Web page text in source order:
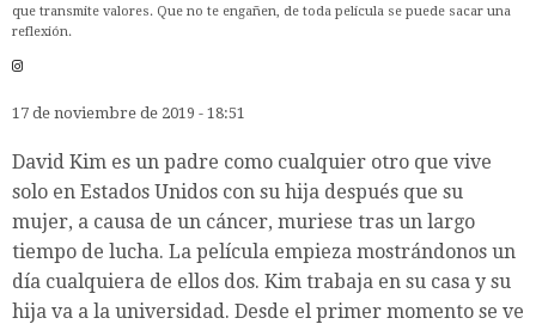
que transmite valores. Que no te engañen, de toda película se puede sacar una
reflexión.
17 de noviembre de 2019 - 18:51
David Kim es un padre como cualquier otro que vive
solo en Estados Unidos con su hija después que su
mujer, a causa de un cáncer, muriese tras un largo
tiempo de lucha. La película empieza mostrándonos un
día cualquiera de ellos dos. Kim trabaja en su casa y su
hija va a la universidad. Desde el primer momento se ve